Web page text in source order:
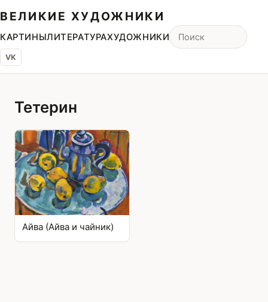
ВЕЛИКИЕ ХУДОЖНИКИ
КАРТИНЫЛИТЕРАТУРАХУДОЖНИКИ
VK
Тетерин
Айва (Айва и чайник)